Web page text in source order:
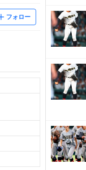
フォロー